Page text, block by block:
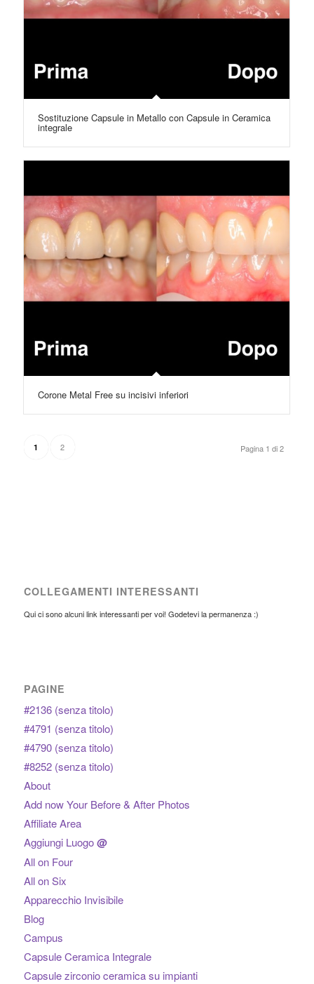
Sostituzione Capsule in Metallo con Capsule in Ceramica
integrale
Corone Metal Free su incisivi inferiori
Pagina 1 di 2
1 2
COLLEGAMENTI INTERESSANTI
Qui ci sono alcuni link interessanti per voi! Godetevi la permanenza :)
PAGINE
#2136 (senza titolo)
#4791 (senza titolo)
#4790 (senza titolo)
#8252 (senza titolo)
About
Add now Your Before & After Photos
Affiliate Area
Aggiungi Luogo@
All on Four
All on Six
Apparecchio Invisibile
Blog
Campus
Capsule Ceramica Integrale
Capsule zirconio ceramica su impianti